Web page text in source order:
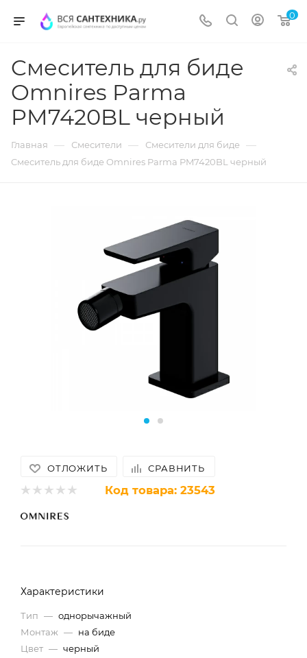
0
Cмеситель для биде
Omnires Parma
PM7420BL черный
Главная — Смесители — Смесители для биде —
Cмеситель для биде Omnires Parma PM7420BL черный
ОТЛОЖИТЬ СРАВНИТЬ
Код товара: 23543
Характеристики
Тип — однорычажный
Монтаж — на биде
Цвет — черный